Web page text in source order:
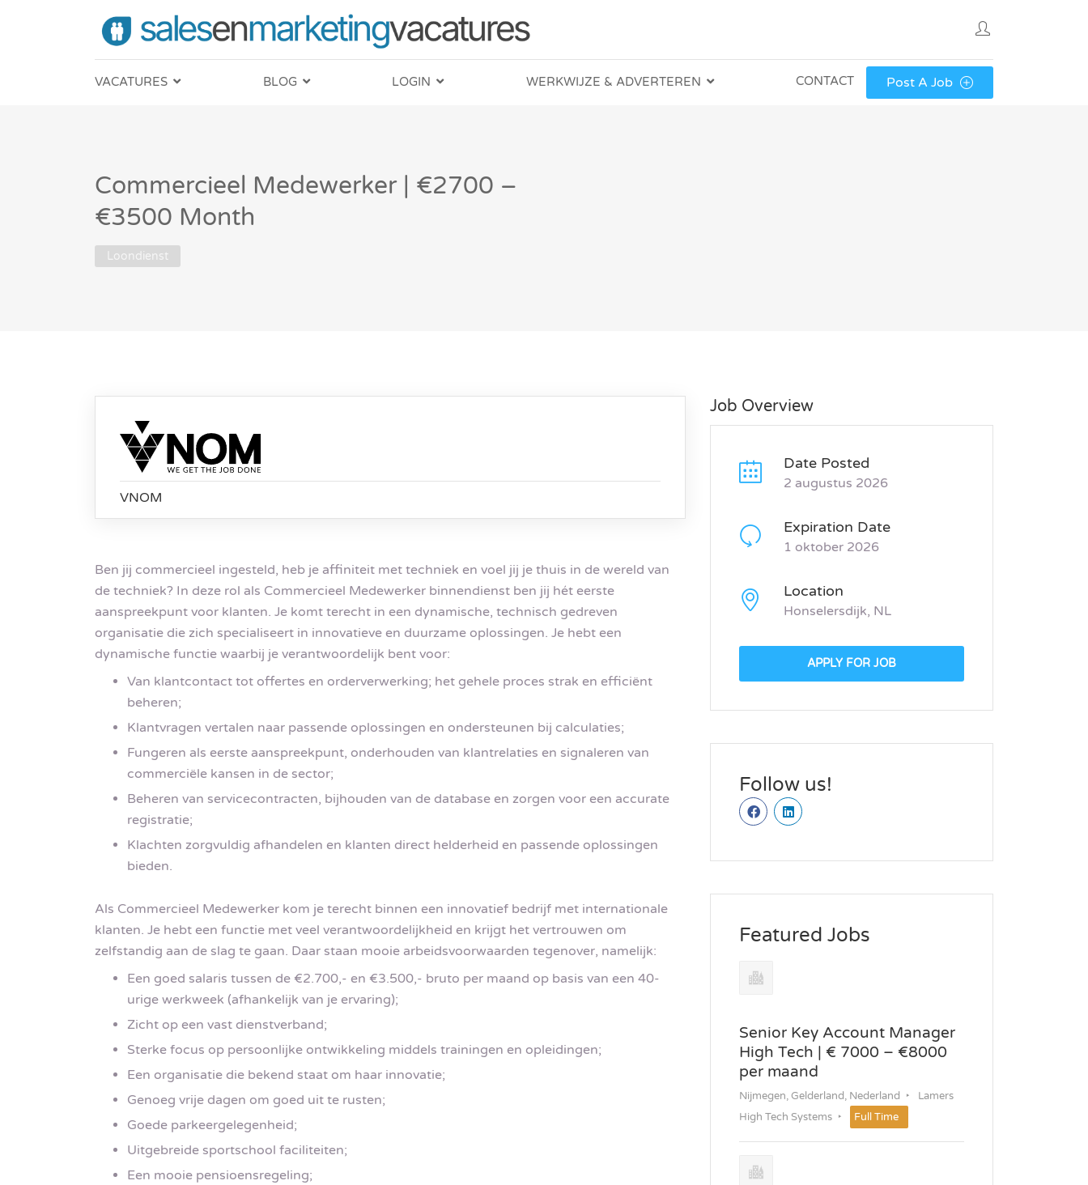
VACATURES BLOG LOGIN WERKWIJZE & ADVERTEREN CONTACT Post A Job
Commercieel Medewerker | €2700 –
€3500 Month
Loondienst
VNOM
Ben jij commercieel ingesteld, heb je affiniteit met techniek en voel jij je thuis in de wereld van
de techniek? In deze rol als Commercieel Medewerker binnendienst ben jij hét eerste
aanspreekpunt voor klanten. Je komt terecht in een dynamische, technisch gedreven
organisatie die zich specialiseert in innovatieve en duurzame oplossingen. Je hebt een
dynamische functie waarbij je verantwoordelijk bent voor:
Van klantcontact tot offertes en orderverwerking; het gehele proces strak en efficiënt
beheren;
Klantvragen vertalen naar passende oplossingen en ondersteunen bij calculaties;
Fungeren als eerste aanspreekpunt, onderhouden van klantrelaties en signaleren van
commerciële kansen in de sector;
Beheren van servicecontracten, bijhouden van de database en zorgen voor een accurate
registratie;
Klachten zorgvuldig afhandelen en klanten direct helderheid en passende oplossingen
bieden.
Als Commercieel Medewerker kom je terecht binnen een innovatief bedrijf met internationale
klanten. Je hebt een functie met veel verantwoordelijkheid en krijgt het vertrouwen om
zelfstandig aan de slag te gaan. Daar staan mooie arbeidsvoorwaarden tegenover, namelijk:
Een goed salaris tussen de €2.700,- en €3.500,- bruto per maand op basis van een 40-
urige werkweek (afhankelijk van je ervaring);
Zicht op een vast dienstverband;
Sterke focus op persoonlijke ontwikkeling middels trainingen en opleidingen;
Een organisatie die bekend staat om haar innovatie;
Genoeg vrije dagen om goed uit te rusten;
Goede parkeergelegenheid;
Uitgebreide sportschool faciliteiten;
Een mooie pensioensregeling;
Job Overview
Date Posted
2 augustus 2026
Expiration Date
1 oktober 2026
Location
Honselersdijk, NL
APPLY FOR JOB
Follow us!
Featured Jobs
Senior Key Account Manager
High Tech | € 7000 – €8000
per maand
Nijmegen, Gelderland, Nederland
Lamers
High Tech Systems
Full Time